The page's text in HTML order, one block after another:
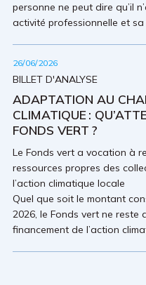
personne ne peut dire qu’il
activité professionnelle et
26/06/2026
BILLET D'ANALYSE
ADAPTATION AU
CLIMATIQUE :
FONDS VERT ?
Le Fonds vert a vocation à
ressources propres des
l’action climatique locale
Quel que soit le montant
2026, le Fonds vert ne reste
financement de l’action